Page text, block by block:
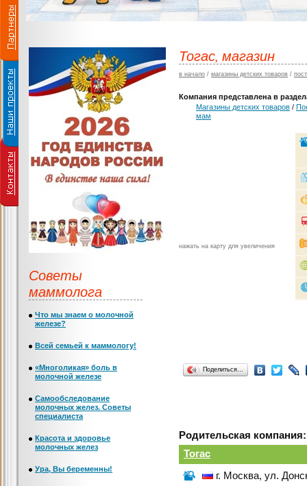
Тогас, магазин
в начало / магазины детских товаров /
Компания представлена в
Магазины детских товаров /
мам
нажать на карту для увеличения
Поделиться…
Родительская компания:
Тогас
г. Москва, ул.
Советы
маммолога
Что мы знаем о молочной
железе?
Всей семьей к маммологу!
«Многоликая» боль в
молочной железе
Самообследование
молочных желез. Советы
специалиста
Красота и здоровье
молочных желез
Ура, Вы беременны!